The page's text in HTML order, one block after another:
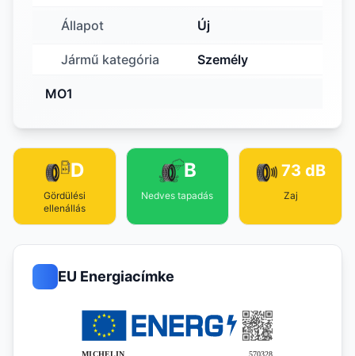
Állapot Új
Jármű kategória Személy
MO1
D
Gördülési
ellenállás
B
Nedves tapadás
73 dB
Zaj
EU Energiacímke